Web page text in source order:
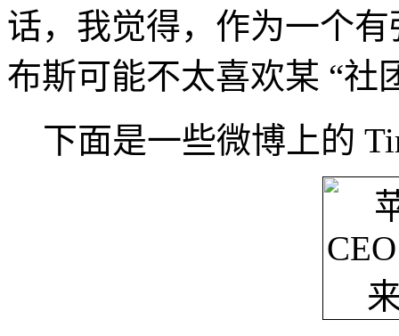
话，我觉得，作为一个
布斯可能不太喜欢某 “社
下面是一些微博上的